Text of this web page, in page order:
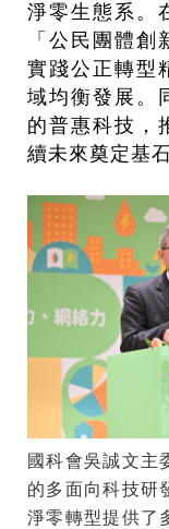
淨零生態系。
「公民團體
實踐公正轉型
域均衡發展。
的普惠科技，
續未來奠定基石
國科會吳誠文主
的多面向科技研
淨零轉型提供了